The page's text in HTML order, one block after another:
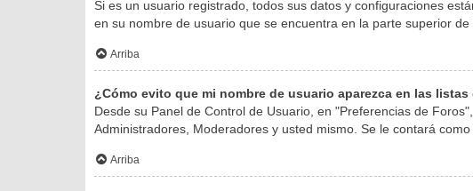
Si es un usuario registrado, todos sus datos y configuraciones
en su nombre de usuario que se encuentra en la parte superior
Arriba
¿Cómo evito que mi nombre de usuario aparezca en las
Desde su Panel de Control de Usuario, en "Preferencias de
Administradores, Moderadores y usted mismo. Se le contará
Arriba